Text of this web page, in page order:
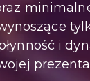
i